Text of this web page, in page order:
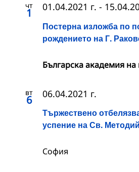
чт
1
Постерна изложба по
рождението на Г.
01.04.2021 г. -
Българска академия на
вт
6
Тържествено
успение на Св. Методий
06.04.2021 г.
София